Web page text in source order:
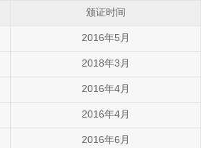
颁证时间
2016年5月
2018年3月
2016年4月
2016年4月
2016年6月